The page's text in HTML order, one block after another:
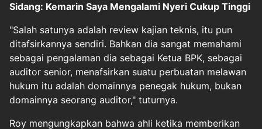
Sidang: Kemarin Saya Mengalami Nyeri Cukup Tinggi
"Salah satunya adalah review kajian teknis, itu pun
ditafsirkannya sendiri. Bahkan dia sangat memahami
sebagai pengalaman dia sebagai Ketua BPK, sebagai
auditor senior, menafsirkan suatu perbuatan melawan
hukum itu adalah domainnya penegak hukum, bukan
domainnya seorang auditor," tuturnya.
Roy mengungkapkan bahwa ahli ketika memberikan